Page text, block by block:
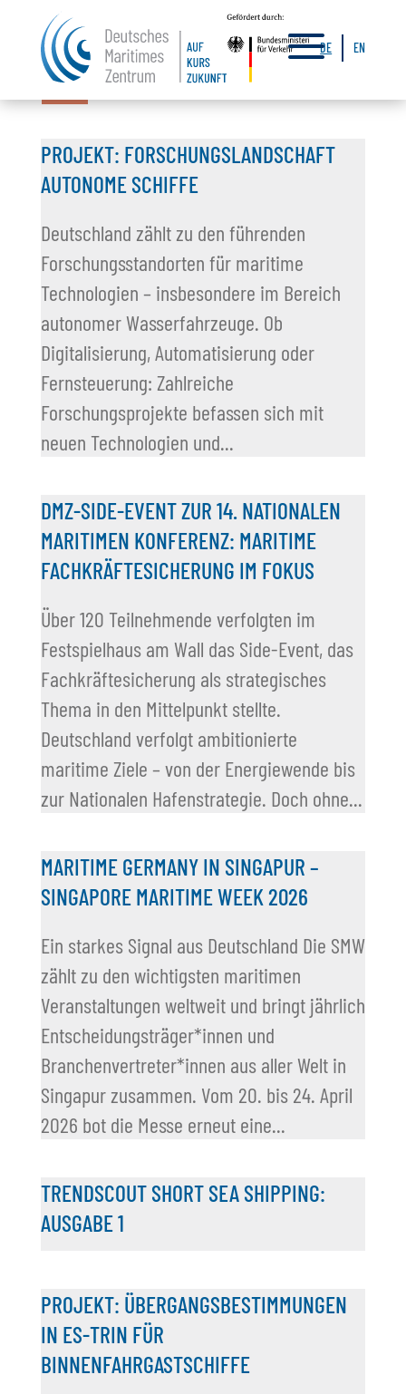
a
DE EN
PROJEKT: FORSCHUNGSLANDSCHAFT
AUTONOME SCHIFFE
Deutschland zählt zu den führenden
Forschungsstandorten für maritime
Technologien – insbesondere im Bereich
autonomer Wasserfahrzeuge. Ob
Digitalisierung, Automatisierung oder
Fernsteuerung: Zahlreiche
Forschungsprojekte befassen sich mit
neuen Technologien und...
DMZ-SIDE-EVENT ZUR 14. NATIONALEN
MARITIMEN KONFERENZ: MARITIME
FACHKRÄFTESICHERUNG IM FOKUS
Über 120 Teilnehmende verfolgten im
Festspielhaus am Wall das Side-Event, das
Fachkräftesicherung als strategisches
Thema in den Mittelpunkt stellte.
Deutschland verfolgt ambitionierte
maritime Ziele – von der Energiewende bis
zur Nationalen Hafenstrategie. Doch ohne...
MARITIME GERMANY IN SINGAPUR –
SINGAPORE MARITIME WEEK 2026
Ein starkes Signal aus Deutschland Die SMW
zählt zu den wichtigsten maritimen
Veranstaltungen weltweit und bringt jährlich
Entscheidungsträger*innen und
Branchenvertreter*innen aus aller Welt in
Singapur zusammen. Vom 20. bis 24. April
2026 bot die Messe erneut eine...
TRENDSCOUT SHORT SEA SHIPPING:
AUSGABE 1
PROJEKT: ÜBERGANGSBESTIMMUNGEN
IN ES-TRIN FÜR
BINNENFAHRGASTSCHIFFE